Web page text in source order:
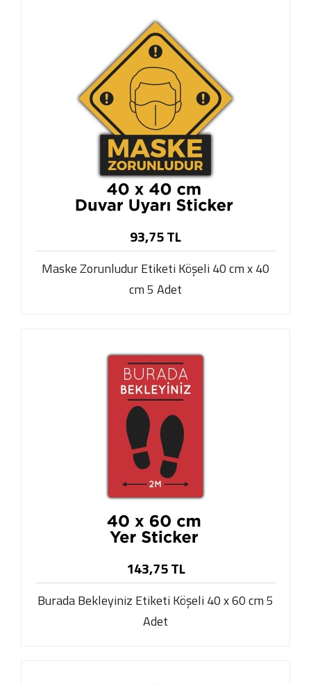
93,75 TL
Maske Zorunludur Etiketi Köşeli 40 cm x 40
cm 5 Adet
143,75 TL
Burada Bekleyiniz Etiketi Köşeli 40 x 60 cm 5
Adet